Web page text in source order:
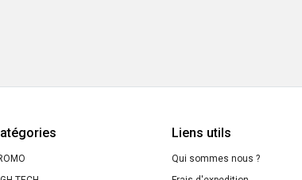
Liens utils
Qui sommes nous ?